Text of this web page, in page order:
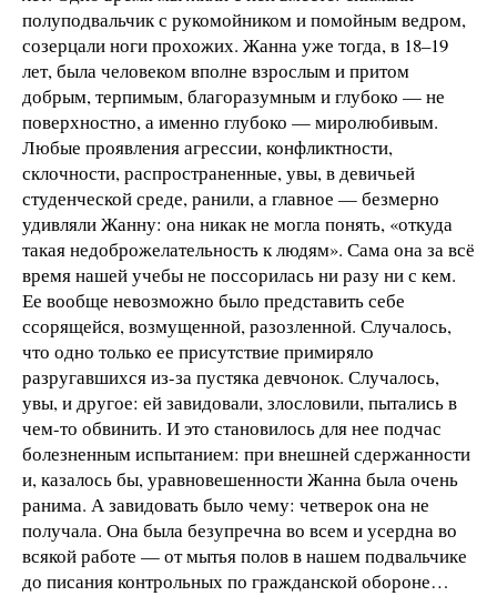
полуподвальчик с рукомойником и помойным ведром,
созерцали ноги прохожих. Жанна уже тогда, в 18–19
лет, была человеком вполне взрослым и притом
добрым, терпимым, благоразумным и глубоко — не
поверхностно, а именно глубоко — миролюбивым.
Любые проявления агрессии, конфликтности,
склочности, распространенные, увы, в девичьей
студенческой среде, ранили, а главное — безмерно
удивляли Жанну: она никак не могла понять, «откуда
такая недоброжелательность к людям». Сама она за всё
время нашей учебы не поссорилась ни разу ни с кем.
Ее вообще невозможно было представить себе
ссорящейся, возмущенной, разозленной. Случалось,
что одно только ее присутствие примиряло
разругавшихся из-за пустяка девчонок. Случалось,
увы, и другое: ей завидовали, злословили, пытались в
чем-то обвинить. И это становилось для нее подчас
болезненным испытанием: при внешней сдержанности
и, казалось бы, уравновешенности Жанна была очень
ранима. А завидовать было чему: четверок она не
получала. Она была безупречна во всем и усердна во
всякой работе — от мытья полов в нашем подвальчике
до писания контрольных по гражданской обороне…